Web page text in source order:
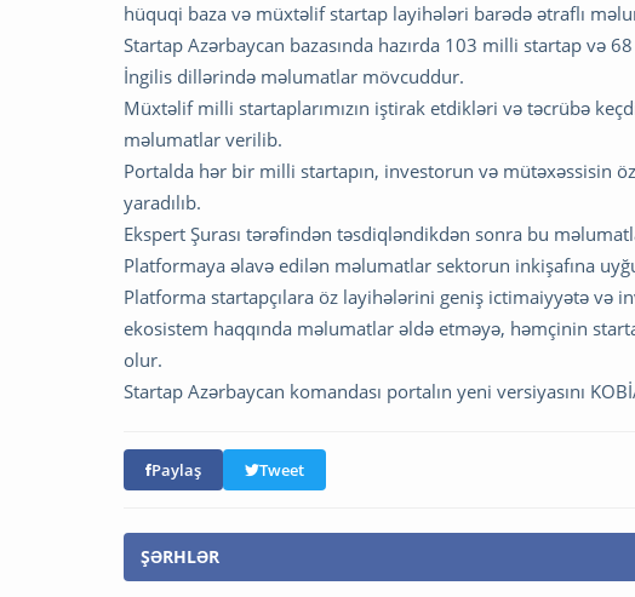
hüquqi baza və müxtəlif startap layihələri barədə ətraflı
Startap Azərbaycan bazasında hazırda 103 milli startap və
İngilis dillərində məlumatlar mövcuddur.
Müxtəlif milli startaplarımızın iştirak etdikləri və təcrübə
məlumatlar verilib.
Portalda hər bir milli startapın, investorun və mütəxəssisin
yaradılıb.
Ekspert Şurası tərəfindən təsdiqləndikdən sonra bu
Platformaya əlavə edilən məlumatlar sektorun inkişafına
Platforma startapçılara öz layihələrini geniş ictimaiyyətə və
ekosistem haqqında məlumatlar əldə etməyə, həmçinin
olur.
Startap Azərbaycan komandası portalın yeni versiyasını
Paylaş Tweet
ŞƏRHLƏR